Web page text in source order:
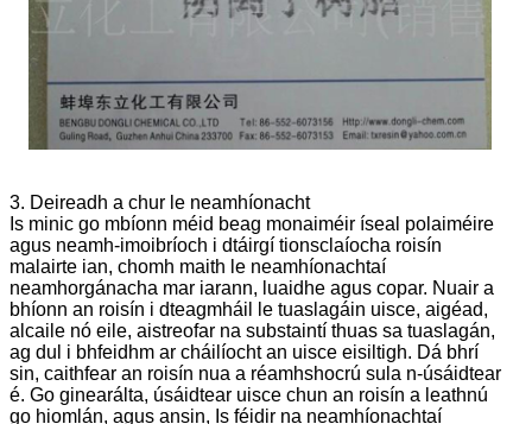
3. Deireadh a chur le neamhíonacht
Is minic go mbíonn méid beag monaiméir íseal polaiméire
agus neamh-imoibríoch i dtáirgí tionsclaíocha roisín
malairte ian, chomh maith le neamhíonachtaí
neamhorgánacha mar iarann, luaidhe agus copar. Nuair a
bhíonn an roisín i dteagmháil le tuaslagáin uisce, aigéad,
alcaile nó eile, aistreofar na substaintí thuas sa tuaslagán,
ag dul i bhfeidhm ar cháilíocht an uisce eisiltigh. Dá bhrí
sin, caithfear an roisín nua a réamhshocrú sula n-úsáidtear
é. Go ginearálta, úsáidtear uisce chun an roisín a leathnú
go hiomlán, agus ansin, Is féidir na neamhíonachtaí